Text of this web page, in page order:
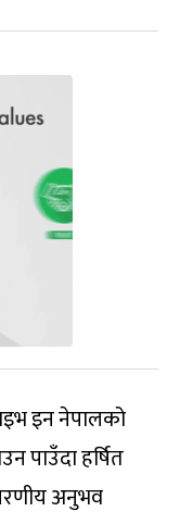
इन नेपालको
पाउँदा हर्षित
अनुभव